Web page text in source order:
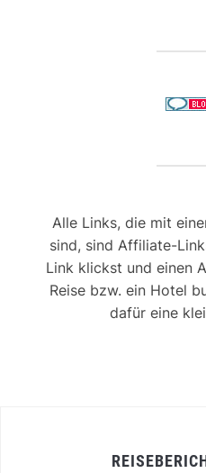
Alle Links, die mit
sind, sind Affiliate-
Link klickst und einen
Reise bzw. ein Hotel
dafür eine